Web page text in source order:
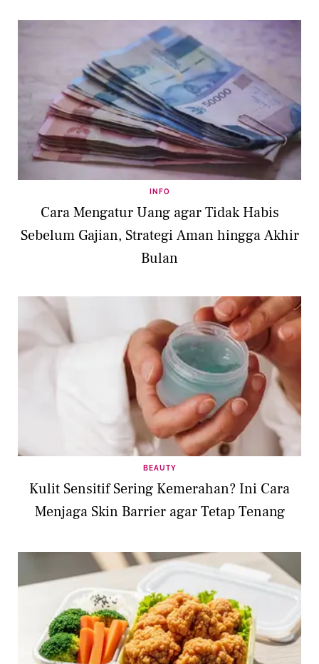
INFO
Cara Mengatur Uang agar Tidak Habis
Sebelum Gajian, Strategi Aman hingga Akhir
Bulan
BEAUTY
Kulit Sensitif Sering Kemerahan? Ini Cara
Menjaga Skin Barrier agar Tetap Tenang